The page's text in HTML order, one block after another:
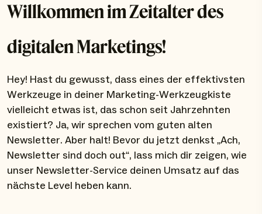
Willkommen im Zeitalter des
digitalen Marketings!
Hey! Hast du gewusst, dass eines der effektivsten
Werkzeuge in deiner Marketing-Werkzeugkiste
vielleicht etwas ist, das schon seit Jahrzehnten
existiert? Ja, wir sprechen vom guten alten
Newsletter. Aber halt! Bevor du jetzt denkst „Ach,
Newsletter sind doch out“, lass mich dir zeigen, wie
unser Newsletter-Service deinen Umsatz auf das
nächste Level heben kann.